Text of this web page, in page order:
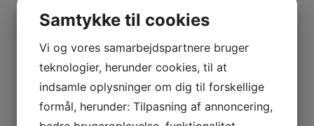
2014
2013
2012
2011
2010
2009
2008
2007
Samtykke til cookies
Vi og vores samarbejdspartnere bruger
teknologier, herunder cookies, til at
indsamle oplysninger om dig til forskellige
formål, herunder: Tilpasning af annoncering,